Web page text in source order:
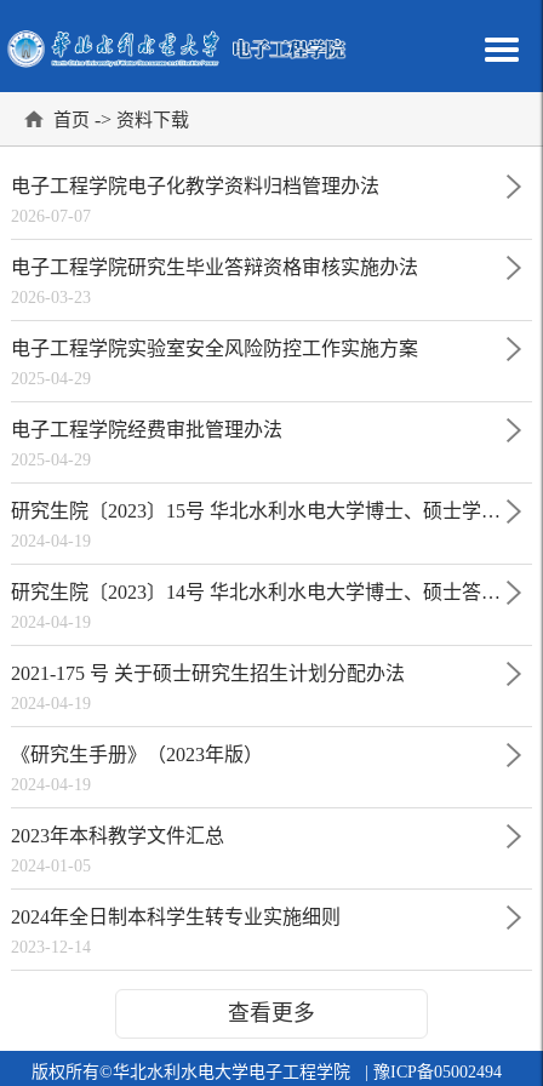
首页 -> 资料下载
电子工程学院电子化教学资料归档管理办法
2026-07-07
电子工程学院研究生毕业答辩资格审核实施办法
2026-03-23
电子工程学院实验室安全风险防控工作实施方案
2025-04-29
电子工程学院经费审批管理办法
2025-04-29
研究生院〔2023〕15号 华北水利水电大学博士、硕士学位论文评阅办法
2024-04-19
研究生院〔2023〕14号 华北水利水电大学博士、硕士答辩管理办法
2024-04-19
2021-175 号 关于硕士研究生招生计划分配办法
2024-04-19
《研究生手册》（2023年版）
2024-04-19
2023年本科教学文件汇总
2024-01-05
2024年全日制本科学生转专业实施细则
2023-12-14
查看更多
版权所有©华北水利水电大学电子工程学院 | 豫ICP备05002494